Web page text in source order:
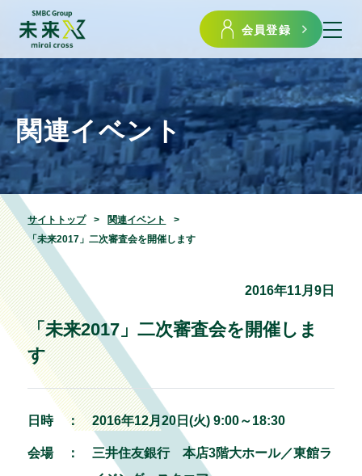
会員登録
関連イベント
サイトトップ
関連イベント
「未来2017」二次審査会を開催します
2016年11月9日
「未来2017」二次審査会を開催しま
す
日時 ： 2016年12月20日(火) 9:00～18:30
会場 ：
三井住友銀行 本店3階大ホール／東館ラ